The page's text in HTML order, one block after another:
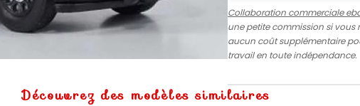
Collaboration commerciale
une petite commission si vous
aucun coût supplémentaire
travail en toute indépendance.
Découvrez des modèles similaires